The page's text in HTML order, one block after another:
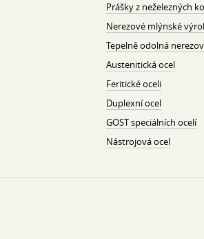
Prášky z neželezných
Nerezové mlýnské
Tepelně odolná
Austenitická ocel
Feritické oceli
Duplexní ocel
GOST speciálních ocelí
Nástrojová ocel